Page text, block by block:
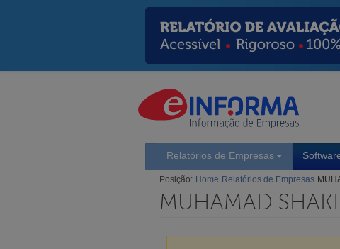
Relatórios de Empresas
Posição: Home Relatórios de Empresas
MUHAMAD